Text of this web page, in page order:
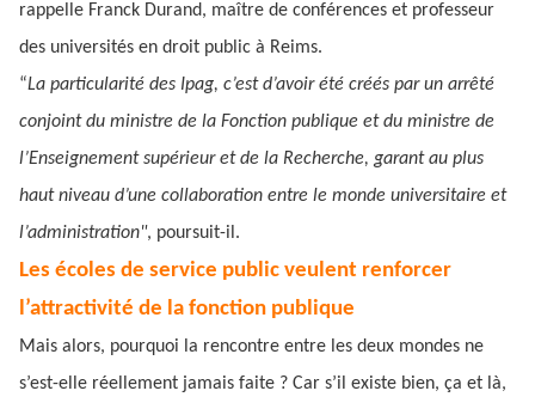
rappelle Franck Durand, maître de conférences et professeur
des universités en droit public à Reims.
“La particularité des Ipag, c’est d’avoir été créés par un arrêté
conjoint du ministre de la Fonction publique et du ministre de
l’Enseignement supérieur et de la Recherche, garant au plus
haut niveau d’une collaboration entre le monde universitaire et
l’administration", poursuit-il.
Les écoles de service public veulent renforcer
l’attractivité de la fonction publique
Mais alors, pourquoi la rencontre entre les deux mondes ne
s’est-elle réellement jamais faite ? Car s’il existe bien, ça et là,